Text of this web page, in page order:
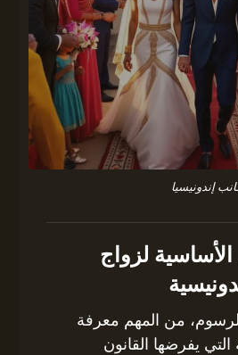
إندونيسيا
لزواج
من المهم معرفة
يفرضها القانون